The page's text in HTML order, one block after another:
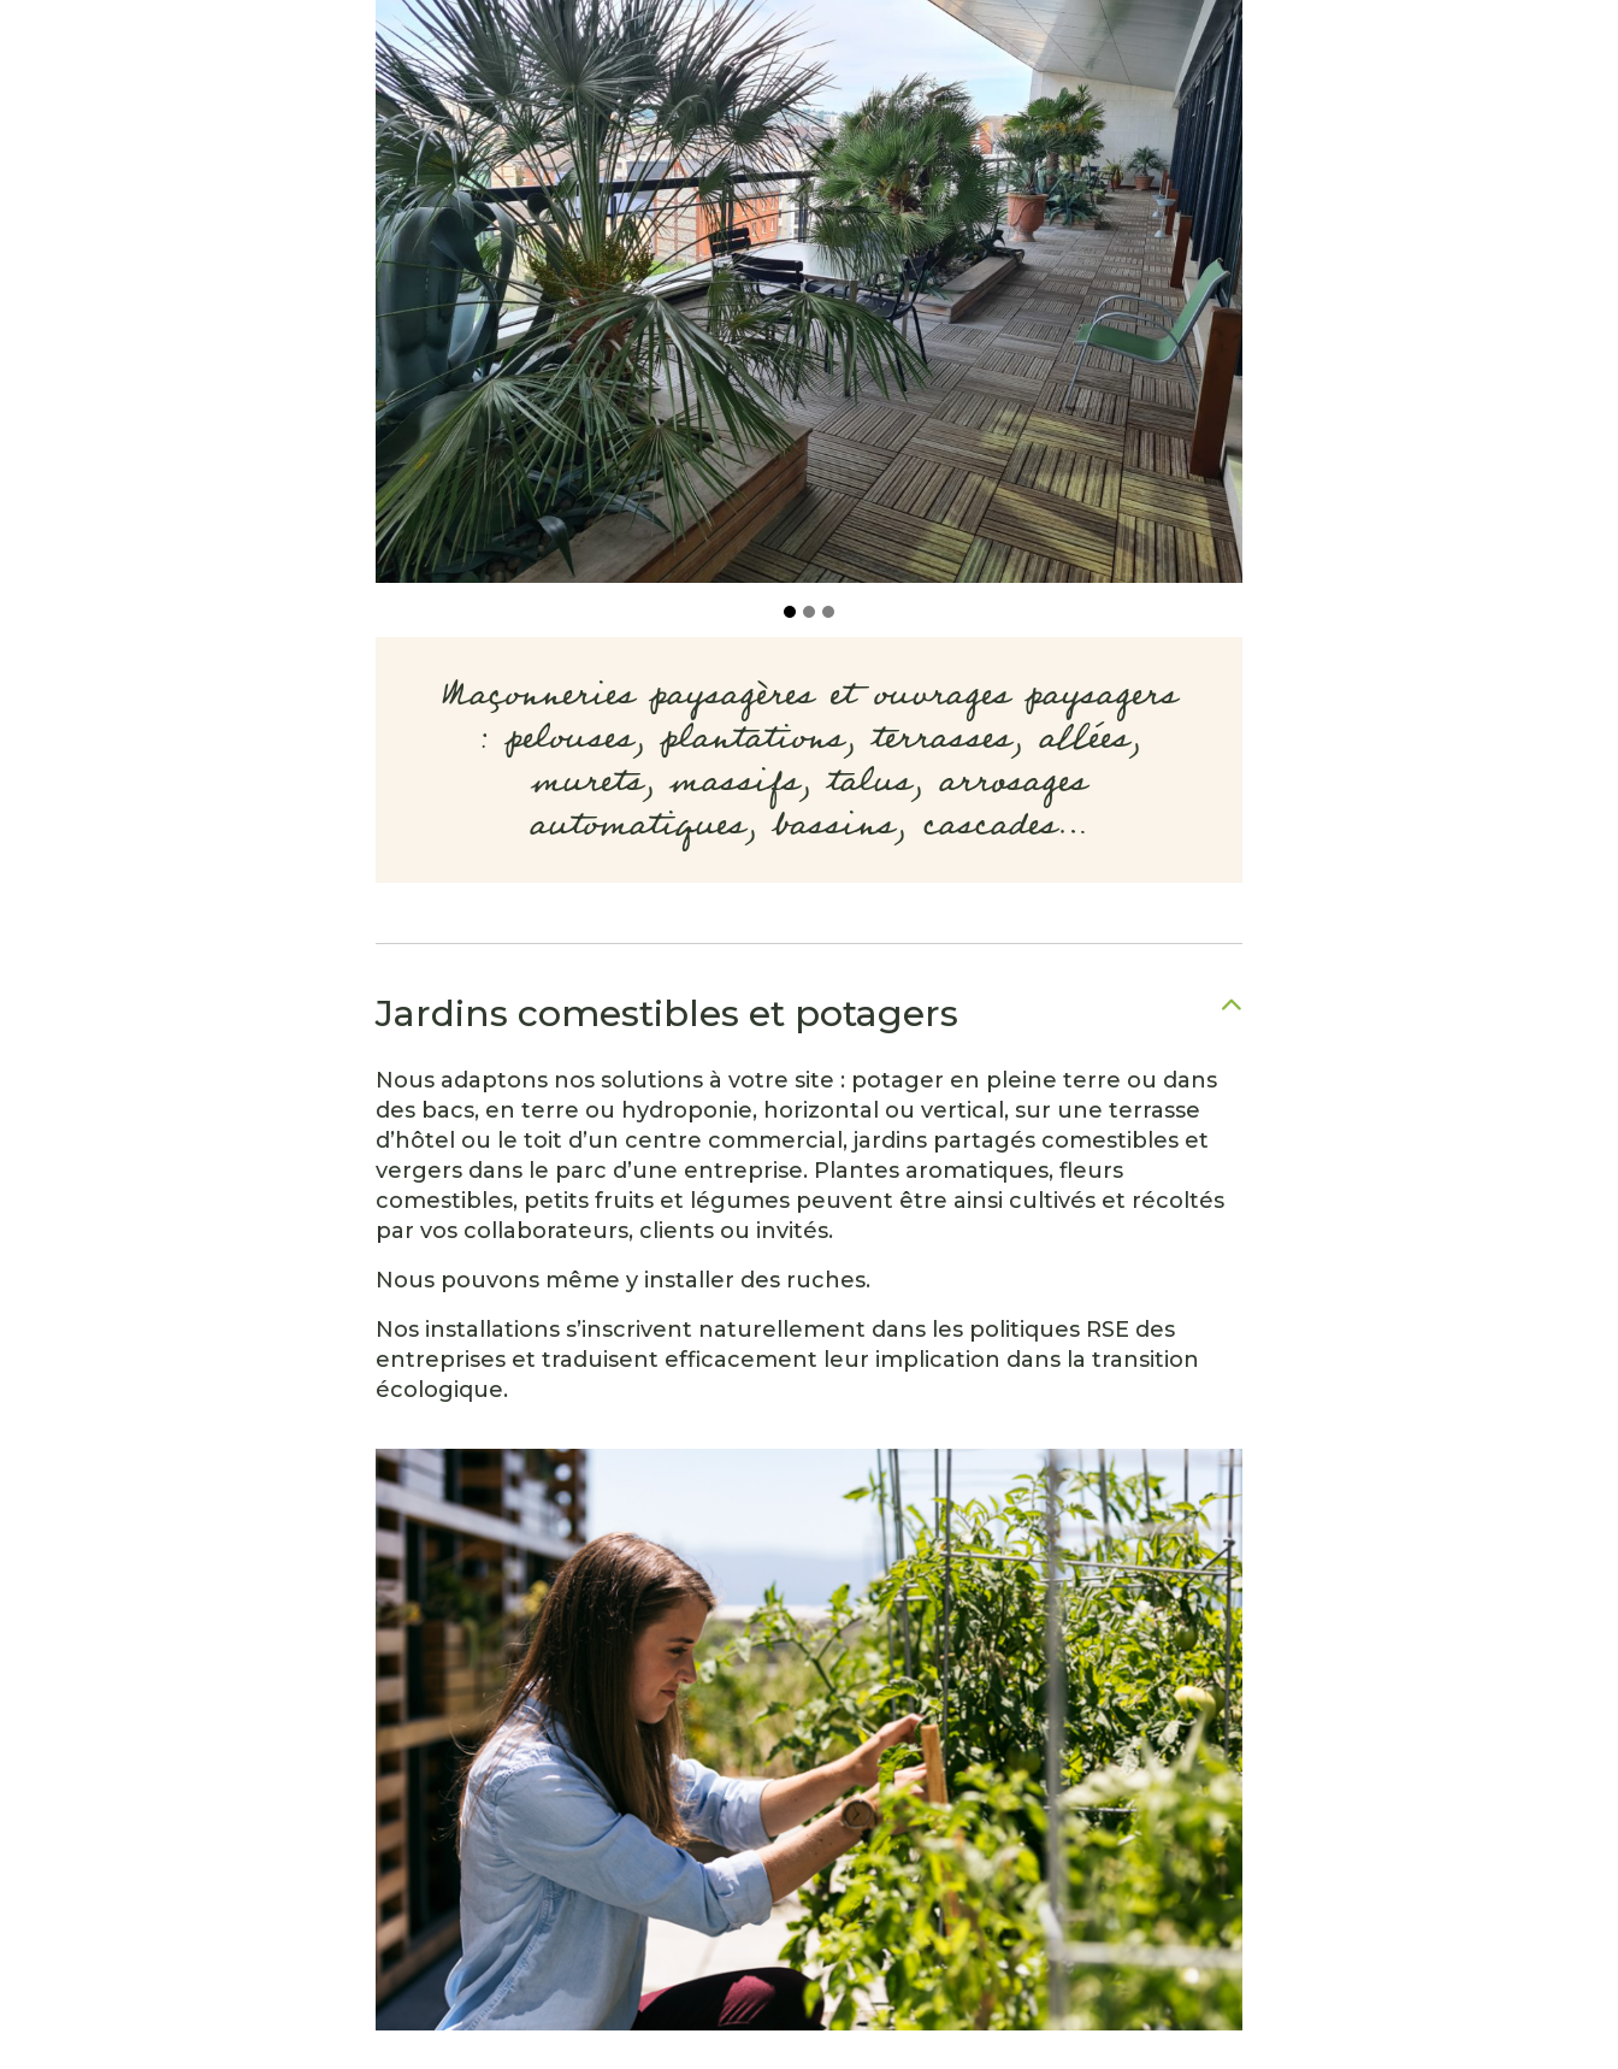
Maçonneries paysagères et ouvrages paysagers
: pelouses, plantations, terrasses, allées,
murets, massifs, talus, arrosages
automatiques, bassins, cascades…
Jardins comestibles et potagers
Nous adaptons nos solutions à votre site : potager en pleine terre ou dans
des bacs, en terre ou hydroponie, horizontal ou vertical, sur une terrasse
d’hôtel ou le toit d’un centre commercial, jardins partagés comestibles et
vergers dans le parc d’une entreprise. Plantes aromatiques, fleurs
comestibles, petits fruits et légumes peuvent être ainsi cultivés et récoltés
par vos collaborateurs, clients ou invités.
Nous pouvons même y installer des ruches.
Nos installations s’inscrivent naturellement dans les politiques RSE des
entreprises et traduisent efficacement leur implication dans la transition
écologique.